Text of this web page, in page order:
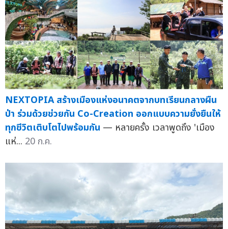
NEXTOPIA สร้างเมืองแห่งอนาคตจากบทเรียนกลางผืน
ป่า ร่วมด้วยช่วยกัน Co-Creation ออกแบบความยั่งยืนให้
ทุกชีวิตเติบโตไปพร้อมกัน — หลายครั้ง เวลาพูดถึง 'เมือง
แห่... 20 ก.ค.